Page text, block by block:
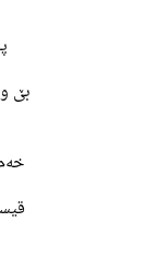
بێ